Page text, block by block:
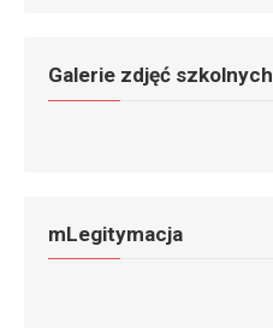
Galerie zdjęć szkolnych
mLegitymacja